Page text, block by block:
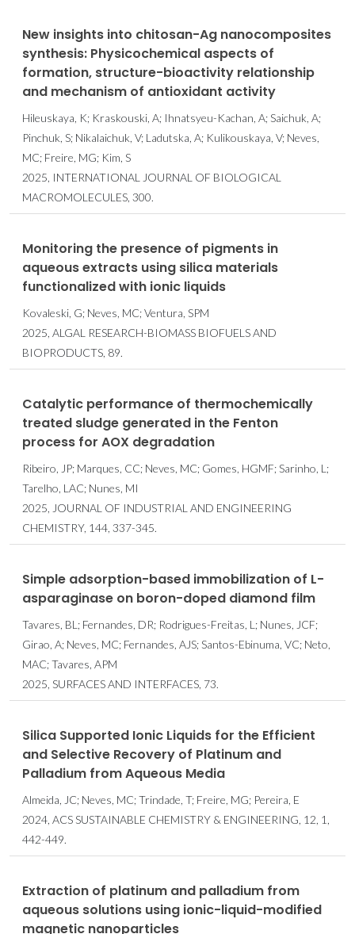
New insights into chitosan-Ag nanocomposites
synthesis: Physicochemical aspects of
formation, structure-bioactivity relationship
and mechanism of antioxidant activity
Hileuskaya, K; Kraskouski, A; Ihnatsyeu-Kachan, A; Saichuk, A;
Pinchuk, S; Nikalaichuk, V; Ladutska, A; Kulikouskaya, V; Neves,
MC; Freire, MG; Kim, S
2025, INTERNATIONAL JOURNAL OF BIOLOGICAL
MACROMOLECULES, 300.
Monitoring the presence of pigments in
aqueous extracts using silica materials
functionalized with ionic liquids
Kovaleski, G; Neves, MC; Ventura, SPM
2025, ALGAL RESEARCH-BIOMASS BIOFUELS AND
BIOPRODUCTS, 89.
Catalytic performance of thermochemically
treated sludge generated in the Fenton
process for AOX degradation
Ribeiro, JP; Marques, CC; Neves, MC; Gomes, HGMF; Sarinho, L;
Tarelho, LAC; Nunes, MI
2025, JOURNAL OF INDUSTRIAL AND ENGINEERING
CHEMISTRY, 144, 337-345.
Simple adsorption-based immobilization of L-
asparaginase on boron-doped diamond film
Tavares, BL; Fernandes, DR; Rodrigues-Freitas, L; Nunes, JCF;
Girao, A; Neves, MC; Fernandes, AJS; Santos-Ebinuma, VC; Neto,
MAC; Tavares, APM
2025, SURFACES AND INTERFACES, 73.
Silica Supported Ionic Liquids for the Efficient
and Selective Recovery of Platinum and
Palladium from Aqueous Media
Almeida, JC; Neves, MC; Trindade, T; Freire, MG; Pereira, E
2024, ACS SUSTAINABLE CHEMISTRY & ENGINEERING, 12, 1,
442-449.
Extraction of platinum and palladium from
aqueous solutions using ionic-liquid-modified
magnetic nanoparticles